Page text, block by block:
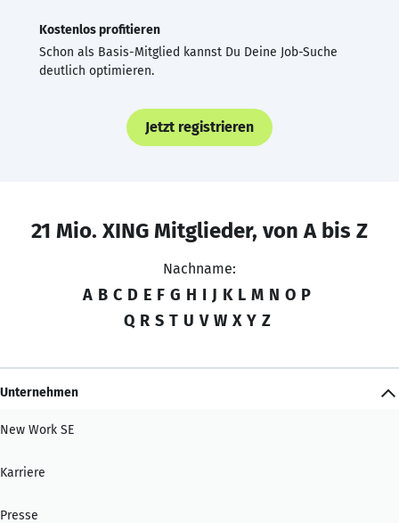
Kostenlos profitieren
Schon als Basis-Mitglied kannst Du Deine Job-Suche
deutlich optimieren.
Jetzt registrieren
21 Mio. XING Mitglieder, von A bis Z
Nachname:
A B C D E F G H I J K L M N O P
Q R S T U V W X Y Z
Unternehmen
New Work SE
Karriere
Presse